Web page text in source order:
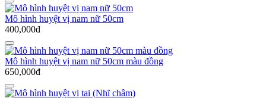
Mô hình huyệt vị nam nữ 50cm
400,000đ
Mô hình huyệt vị nam nữ 50cm màu đồng
650,000đ